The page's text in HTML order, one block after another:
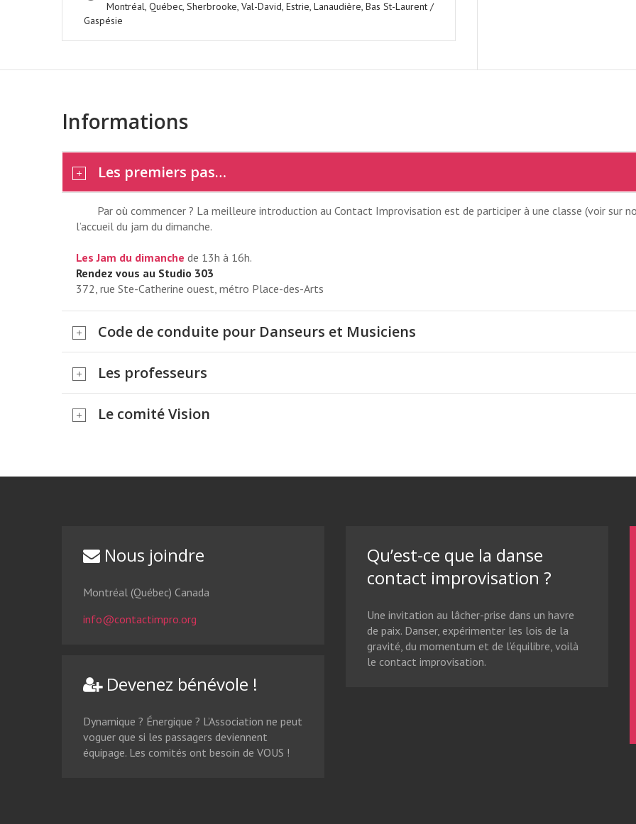
EN SAVOIR PLUS
COURS DU DIMANCHE MATIN
Montréal, Québec, Sherbrooke, Val-David, Estrie, Lanaudière, Bas St-Laurent /
Gaspésie
Informations
Les premiers pas…
Par où commencer ? La meilleure introduction au Contact Improvisation est de participer à une classe (voir sur
l’accueil du jam du dimanche.
Les Jam du dimanche de 13h à 16h.
Rendez vous au Studio 303
372, rue Ste-Catherine ouest, métro Place-des-Arts
Code de conduite pour Danseurs et Musiciens
Les professeurs
Le comité Vision
Nous joindre
Montréal (Québec) Canada
info@contactimpro.org
Devenez bénévole !
Dynamique ? Énergique ? L’Association ne peut
voguer que si les passagers deviennent
équipage. Les comités ont besoin de VOUS !
Qu’est-ce que la danse
contact improvisation ?
Une invitation au lâcher-prise dans un havre
de paix. Danser, expérimenter les lois de la
gravité, du momentum et de l’équilibre, voilà
le contact improvisation.